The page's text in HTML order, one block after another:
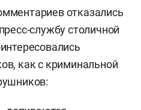
отказались
службу столичной
как с криминальной